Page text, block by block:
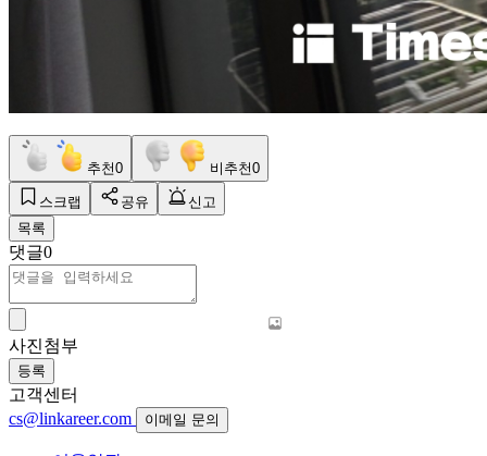
추천0 비추천0
스크랩 공유
신고
목록
댓글0
사진첨부
등록
고객센터
cs@linkareer.com
이메일 문의